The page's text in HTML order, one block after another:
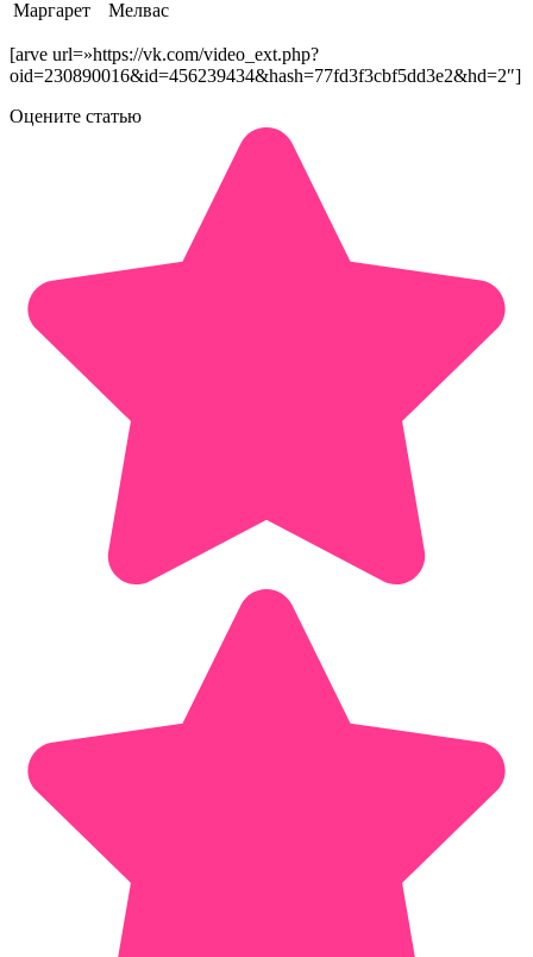
Маргарет
Мелвас
[arve url=»https://vk.com/video_ext.php?
oid=230890016&id=456239434&hash=77fd3f3cbf5dd3e2&hd=2″]
Оцените статью